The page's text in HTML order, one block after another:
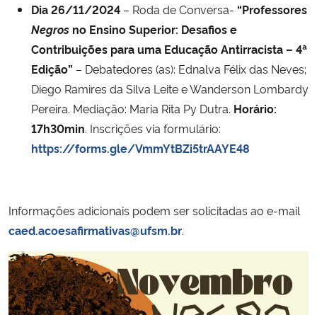
Dia 26/11/2024 – Roda de Conversa- “Professores
Negros no Ensino Superior: Desafios e
Contribuições para uma Educação Antirracista – 4ª
Edição” – Debatedores (as): Ednalva Félix das Neves;
Diego Ramires da Silva Leite e Wanderson Lombardy
Pereira. Mediação: Maria Rita Py Dutra. Horário:
17h30min. Inscrições via formulário:
https://forms.gle/VmmYtBZi5trAAYE48
Informações adicionais podem ser solicitadas ao e-mail
caed.acoesafirmativas@ufsm.br.